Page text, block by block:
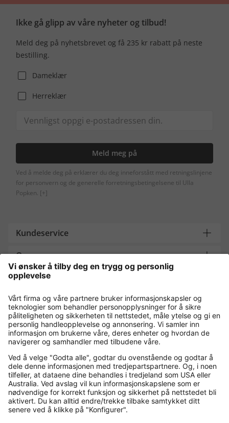
Ikke gå glipp av våre nyheter og tilbud!
Meld deg på nyhetsbrevet og få 235 kr rabatt på neste
bestilling.
Dameklær
Herreklær
Meld meg på
Ved å melde deg på erklærer du deg inneforstått med retningslinjene
for personvern og de generelle forretningsbetingelsene til Ulla
Popken. [+]
Kundeservice
Om oss
Contact
Payment and Delivery
Kjøp trygt med
Flere nettbutikker
Norge